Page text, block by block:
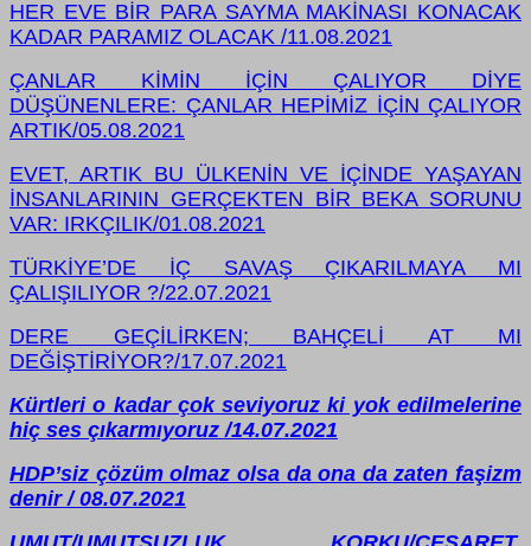
HER EVE BİR PARA SAYMA MAKİNASI KONACAK
KADAR PARAMIZ OLACAK /11.08.2021
ÇANLAR KİMİN İÇİN ÇALIYOR DİYE
DÜŞÜNENLERE: ÇANLAR HEPİMİZ İÇİN ÇALIYOR
ARTIK/05.08.2021
EVET, ARTIK BU ÜLKENİN VE İÇİNDE YAŞAYAN
İNSANLARININ GERÇEKTEN BİR BEKA SORUNU
VAR: IRKÇILIK/01.08.2021
TÜRKİYE’DE İÇ SAVAŞ ÇIKARILMAYA MI
ÇALIŞILIYOR ?/22.07.2021
DERE GEÇİLİRKEN; BAHÇELİ AT MI
DEĞİŞTİRİYOR?/17.07.2021
Kürtleri o kadar çok seviyoruz ki yok edilmelerine
hiç ses çıkarmıyoruz /14.07.2021
HDP’siz çözüm olmaz olsa da ona da zaten faşizm
denir / 08.07.2021